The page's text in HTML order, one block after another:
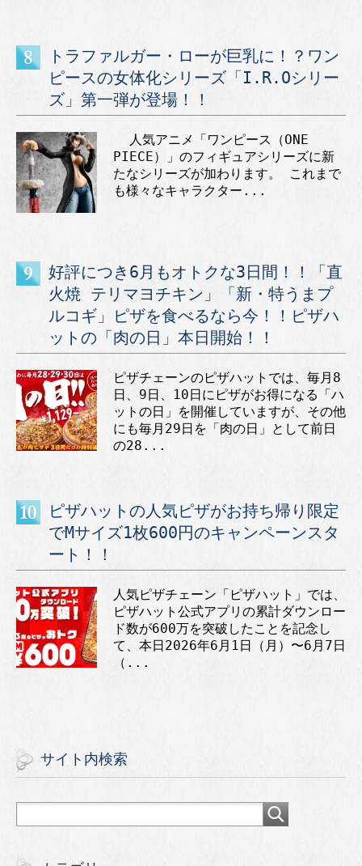
トラファルガー・ローが巨乳に！？ワン
ピースの女体化シリーズ「I.R.Oシリー
ズ」第一弾が登場！！
人気アニメ「ワンピース（ONE
PIECE）」のフィギュアシリーズに新
たなシリーズが加わります。 これまで
も様々なキャラクター...
好評につき6月もオトクな3日間！！「直
火焼 テリマヨチキン」「新・特うまプ
ルコギ」ピザを食べるなら今！！ピザハ
ットの「肉の日」本日開始！！
ピザチェーンのピザハットでは、毎月8
日、9日、10日にピザがお得になる「ハ
ットの日」を開催していますが、その他
にも毎月29日を「肉の日」として前日
の28...
ピザハットの人気ピザがお持ち帰り限定
でMサイズ1枚600円のキャンペーンスタ
ート！！
人気ピザチェーン「ピザハット」では、
ピザハット公式アプリの累計ダウンロー
ド数が600万を突破したことを記念し
て、本日2026年6月1日（月）〜6月7日
（...
サイト内検索